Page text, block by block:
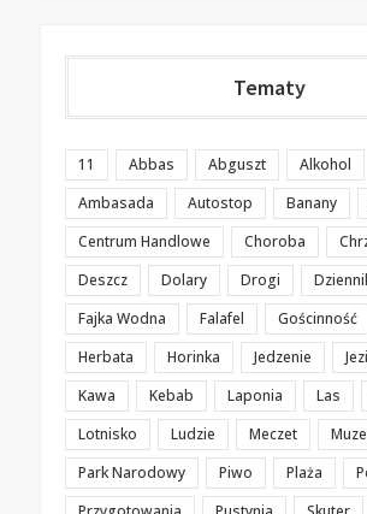
Tematy
11 Abbas Abguszt
Alkohol
Ambasada
Autostop Banany
Centrum Handlowe
Choroba
Deszcz
Dolary Drogi
Fajka Wodna
Falafel Gościnność
Herbata
Horinka Jedzenie
Kawa
Kebab Laponia Las
Lotnisko
Ludzie Meczet
Park Narodowy
Piwo Plaża